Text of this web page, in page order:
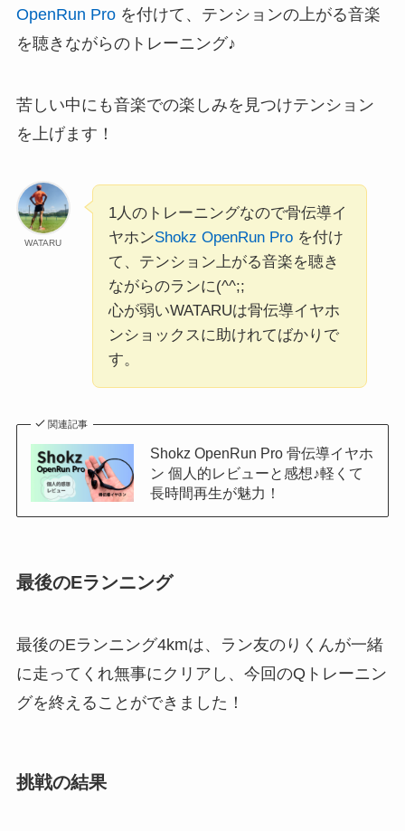
OpenRun Pro を付けて、テンションの上がる音楽
を聴きながらのトレーニング♪
苦しい中にも音楽での楽しみを見つけテンション
を上げます！
WATARU
1人のトレーニングなので骨伝導イ
ヤホンShokz OpenRun Proを付け
て、テンション上がる音楽を聴き
ながらのランに(^^;;
心が弱いWATARUは骨伝導イヤホ
ンショックスに助けれてばかりで
す。
関連記事
Shokz OpenRun Pro 骨伝導イヤホ
ン 個人的レビューと感想♪軽くて
長時間再生が魅力！
最後のEランニング
最後のEランニング4kmは、ラン友のりくんが一緒
に走ってくれ無事にクリアし、今回のQトレーニン
グを終えることができました！
挑戦の結果